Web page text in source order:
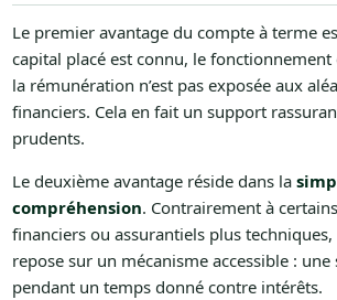
Le premier avantage du compte à terme
capital placé est connu, le
la rémunération n’est pas exposée aux
financiers. Cela en fait un support
prudents.
Le deuxième avantage réside dans la
compréhension. Contrairement à
financiers ou assurantiels plus
repose sur un mécanisme accessible :
pendant un temps donné contre intérêts.